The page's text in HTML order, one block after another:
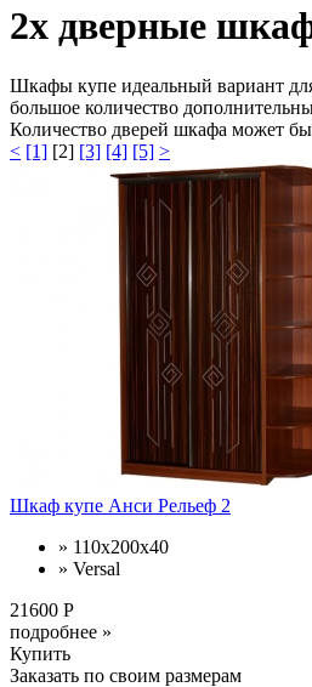
2x дверные
Шкафы купе идеальный вариант
большое количество
Количество дверей шкафа может
< [1] [2] [3] [4] [5] >
Шкаф купе Анси Рельеф 2
» 110х200х40
» Versal
21600 Р
подробнее »
Купить
Заказать по своим размерам